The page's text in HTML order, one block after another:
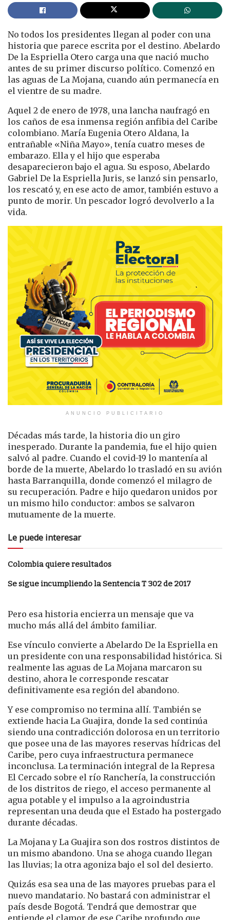
No todos los presidentes llegan al poder con una
historia que parece escrita por el destino. Abelardo
De la Espriella Otero carga una que nació mucho
antes de su primer discurso político. Comenzó en
las aguas de La Mojana, cuando aún permanecía en
el vientre de su madre.
Aquel 2 de enero de 1978, una lancha naufragó en
los caños de esa inmensa región anfibia del Caribe
colombiano. María Eugenia Otero Aldana, la
entrañable «Niña Mayo», tenía cuatro meses de
embarazo. Ella y el hijo que esperaba
desaparecieron bajo el agua. Su esposo, Abelardo
Gabriel De la Espriella Juris, se lanzó sin pensarlo,
los rescató y, en ese acto de amor, también estuvo a
punto de morir. Un pescador logró devolverlo a la
vida.
ANUNCIO PUBLICITARIO
Décadas más tarde, la historia dio un giro
inesperado. Durante la pandemia, fue el hijo quien
salvó al padre. Cuando el covid-19 lo mantenía al
borde de la muerte, Abelardo lo trasladó en su avión
hasta Barranquilla, donde comenzó el milagro de
su recuperación. Padre e hijo quedaron unidos por
un mismo hilo conductor: ambos se salvaron
mutuamente de la muerte.
Le puede interesar
Colombia quiere resultados
Se sigue incumpliendo la Sentencia T 302 de 2017
Pero esa historia encierra un mensaje que va
mucho más allá del ámbito familiar.
Ese vínculo convierte a Abelardo De la Espriella en
un presidente con una responsabilidad histórica. Si
realmente las aguas de La Mojana marcaron su
destino, ahora le corresponde rescatar
definitivamente esa región del abandono.
Y ese compromiso no termina allí. También se
extiende hacia La Guajira, donde la sed continúa
siendo una contradicción dolorosa en un territorio
que posee una de las mayores reservas hídricas del
Caribe, pero cuya infraestructura permanece
inconclusa. La terminación integral de la Represa
El Cercado sobre el río Ranchería, la construcción
de los distritos de riego, el acceso permanente al
agua potable y el impulso a la agroindustria
representan una deuda que el Estado ha postergado
durante décadas.
La Mojana y La Guajira son dos rostros distintos de
un mismo abandono. Una se ahoga cuando llegan
las lluvias; la otra agoniza bajo el sol del desierto.
Quizás esa sea una de las mayores pruebas para el
nuevo mandatario. No bastará con administrar el
país desde Bogotá. Tendrá que demostrar que
entiende el clamor de ese Caribe profundo que